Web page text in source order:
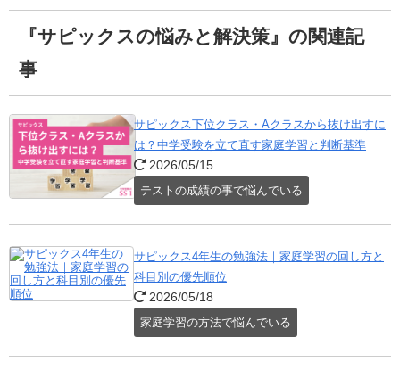
『サピックスの悩みと解決策』の関連記
事
サピックス下位クラス・Aクラスから抜け出すに
は？中学受験を立て直す家庭学習と判断基準
2026/05/15
テストの成績の事で悩んでいる
サピックス4年生の勉強法｜家庭学習の回し方と
科目別の優先順位
2026/05/18
家庭学習の方法で悩んでいる